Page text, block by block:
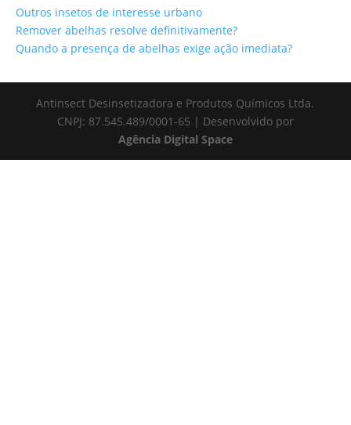
Outros insetos de interesse urbano
Remover abelhas resolve definitivamente?
Quando a presença de abelhas exige ação imediata?
Antinsect Desinsetizadora e Produtos Químicos Ltda.
CNPJ: 87.545.489/0001-65 | Desenvolvido por
Agência Digital Space